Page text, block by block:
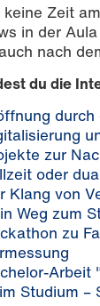
Zeit
in der
nach
du die
zur
oder
Klang von
Weg zum
zu
Arbeit
Studium